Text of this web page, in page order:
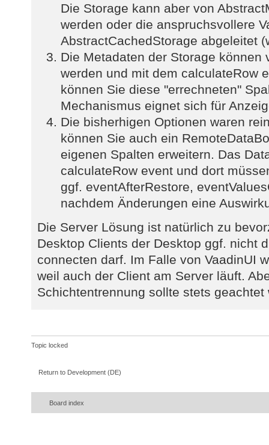
Die Storage kann aber von
werden oder die anspruchsvollere
AbstractCachedStorage abgeleitet
Die Metadaten der Storage können
werden und mit dem calculateRow
können Sie diese "errechneten"
Mechanismus eignet sich für
Die bisherhigen Optionen waren
können Sie auch ein
eigenen Spalten erweitern. Das
calculateRow event und dort
ggf. eventAfterRestore,
nachdem Änderungen eine
Die Server Lösung ist natürlich zu
Desktop Clients der Desktop ggf. nicht
connecten darf. Im Falle von VaadinUI
weil auch der Client am Server läuft.
Schichtentrennung sollte stets geachtet
Topic locked
Return to Development (DE)
Board index